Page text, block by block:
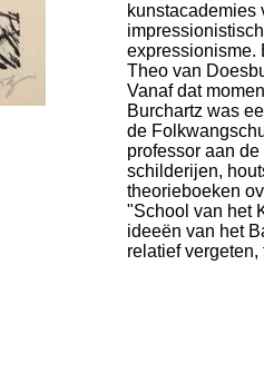
kunstacademies
expressionisme.
Theo van
Vanaf dat
Burchartz was
de
professor aan
schilderijen,
theorieboeken
"School van het
ideeën van het
relatief